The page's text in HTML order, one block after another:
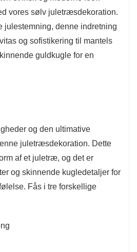
varige mindesmærker til
vores sølv juletræsdekoration.
julestemning, denne indretning
og sofistikering til mantels
guldkugle for en
og den ultimative
juletræsdekoration. Dette
af et juletræ, og det er
og skinnende kugledetaljer for
Fås i tre forskellige